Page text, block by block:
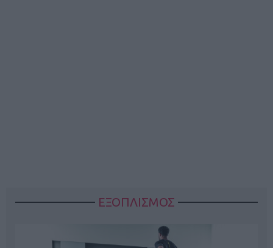
ΕΞΟΠΛΙΣΜΟΣ